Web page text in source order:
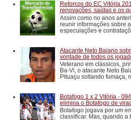
Reforços do EC Vitória
renovações, saídas e os
Assim como no anos
reunir informações sobre
especulações e
Atacante Neto Baiano
vontade de todos os
Veterano em clássicos,
Ba-Vi, o atacante Neto
Pituaçu soltando fumaça,
Botafogo 1 x 2 Vitória -
elimina o Botafogo de
Botafogo jogava por um
classificar. Mas, quando a